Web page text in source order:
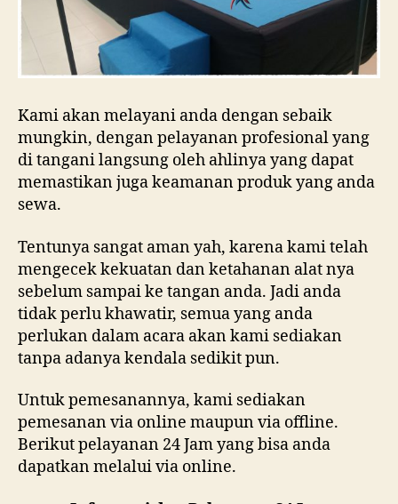
Kami akan melayani anda dengan sebaik
mungkin, dengan pelayanan profesional yang
di tangani langsung oleh ahlinya yang dapat
memastikan juga keamanan produk yang anda
sewa.
Tentunya sangat aman yah, karena kami telah
mengecek kekuatan dan ketahanan alat nya
sebelum sampai ke tangan anda. Jadi anda
tidak perlu khawatir, semua yang anda
perlukan dalam acara akan kami sediakan
tanpa adanya kendala sedikit pun.
Untuk pemesanannya, kami sediakan
pemesanan via online maupun via offline.
Berikut pelayanan 24 Jam yang bisa anda
dapatkan melalui via online.